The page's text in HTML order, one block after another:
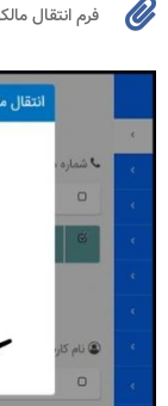
فرم انتقال